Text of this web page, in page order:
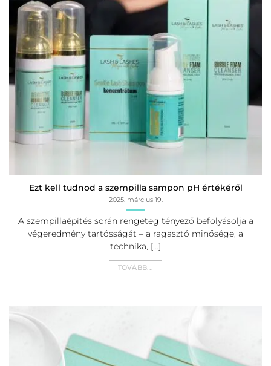
Ezt kell tudnod a szempilla sampon pH értékéről
2025. március 19.
A szempillaépítés során rengeteg tényező befolyásolja a
végeredmény tartósságát – a ragasztó minősége, a
technika, [...]
TOVÁBB...